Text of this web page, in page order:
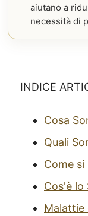
aiutano a
necessità di
INDICE
Cosa
Quali
Come si
Cos'è lo
Malattie